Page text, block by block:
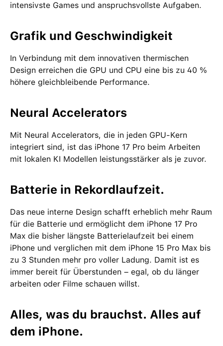
intensivste Games und anspruchsvollste Aufgaben.
Grafik und Geschwindigkeit
In Verbindung mit dem innovativen thermischen
Design erreichen die GPU und CPU eine bis zu 40 %
höhere gleichbleibende Performance.
Neural Accelerators
Mit Neural Accelerators, die in jeden GPU-Kern
integriert sind, ist das iPhone 17 Pro beim Arbeiten
mit lokalen KI Modellen leistungsstärker als je zuvor.
Batterie in Rekordlaufzeit.
Das neue interne Design schafft erheblich mehr Raum
für die Batterie und ermöglicht dem iPhone 17 Pro
Max die bisher längste Batterielaufzeit bei einem
iPhone und verglichen mit dem iPhone 15 Pro Max bis
zu 3 Stunden mehr pro voller Ladung. Damit ist es
immer bereit für Überstunden – egal, ob du länger
arbeiten oder Filme schauen willst.
Alles, was du brauchst. Alles auf
dem iPhone.